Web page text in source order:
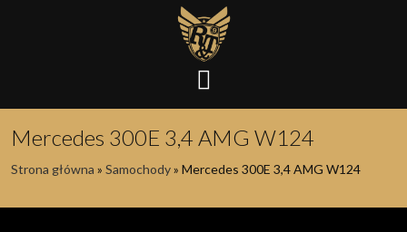
Mercedes 300E 3,4 AMG W124
Strona główna » Samochody» Mercedes 300E 3,4 AMG W124